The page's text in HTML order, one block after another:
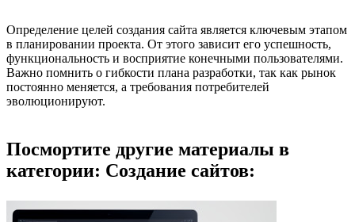
Определение целей создания сайта является ключевым этапом
в планировании проекта. От этого зависит его успешность,
функциональность и восприятие конечными пользователями.
Важно помнить о гибкости плана разработки, так как рынок
постоянно меняется, а требования потребителей
эволюционируют.
Посмортите другие материалы в
категории: Создание сайтов: